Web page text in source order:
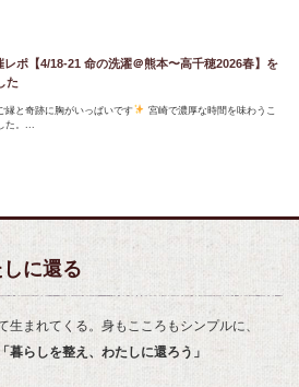
レポ【4/18-21 命の洗濯＠熊本〜高千穂2026春】を
た
縁と奇跡に胸がいっぱいです
宮崎で濃厚な時間を味わうこ
た。...
に還る
生まれてくる。身もこころもシンプルに、
「暮らしを整え、わたしに還ろう」